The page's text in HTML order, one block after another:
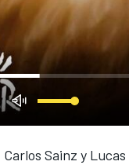
Carlos Sainz y